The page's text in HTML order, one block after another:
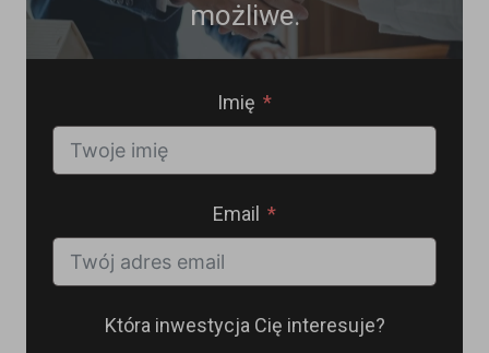
możliwe.
Imię
Email
Która inwestycja Cię interesuje?